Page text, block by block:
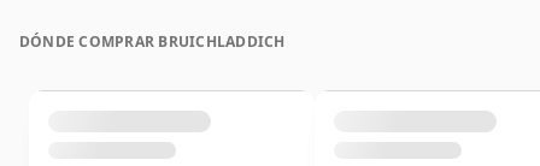
DÓNDE COMPRAR BRUICHLADDICH